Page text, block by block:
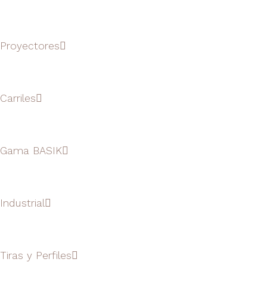
Proyectores
Carriles
Gama BASIK
Industrial
Tiras y Perfiles